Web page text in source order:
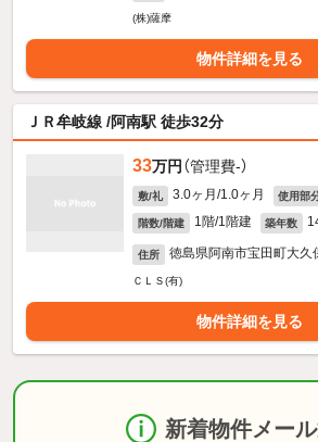
(株)薩摩
物件詳細を見る
ＪＲ牟岐線 /阿南駅 徒歩32分
33万円 （管理費-）
敷/礼 3.0ヶ月/1.0ヶ月 使用部
階数/階建 1階/1階建 築年数
住所 徳島県阿南市宝田町大久
ＣＬＳ(有)
物件詳細を見る
新着物件メー